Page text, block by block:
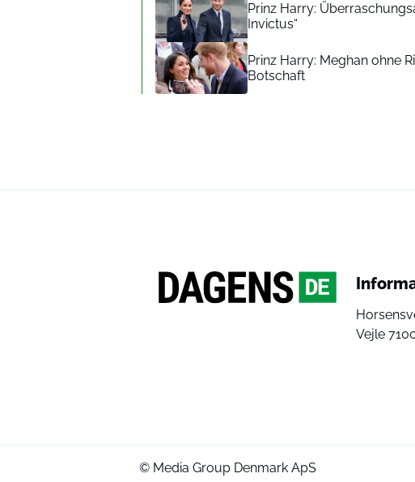
Prinz Harry:
Invictus“
Prinz Harry: Meghan ohne
Botschaft
Vejle
© Media Group Denmark ApS